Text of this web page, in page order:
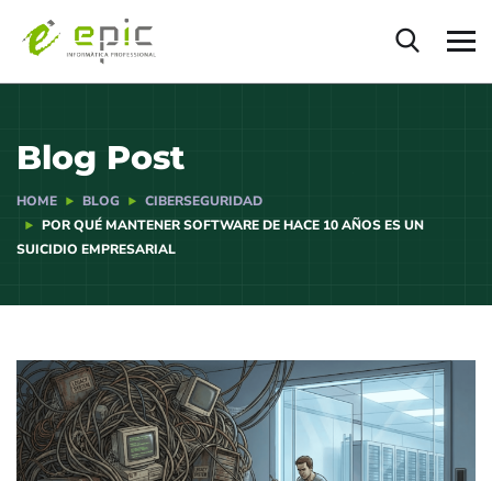
Blog Post
HOME BLOG
CIBERSEGURIDAD
POR QUÉ MANTENER SOFTWARE DE HACE 10 AÑOS ES UN
SUICIDIO EMPRESARIAL